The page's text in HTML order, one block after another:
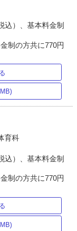
込）、基本料金制
制の方共に770円
育科
込）、基本料金制
制の方共に770円